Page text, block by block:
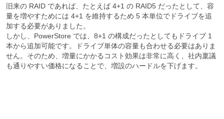
旧来の RAID であれば、たとえば 4+1 の RAID5 だったとして、容
量を増やすためには 4+1 を維持するため 5 本単位でドライブを追
加する必要がありました。
しかし、PowerStore では、8+1 の構成だったとしてもドライブ 1
本から追加可能です。ドライブ単体の容量も合わせる必要はありま
せん。そのため、増量にかかるコスト効果は非常に高く、社内稟議
も通りやすい価格になることで、増設のハードルを下げます。